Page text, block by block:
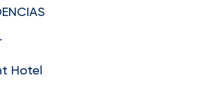
Hotel